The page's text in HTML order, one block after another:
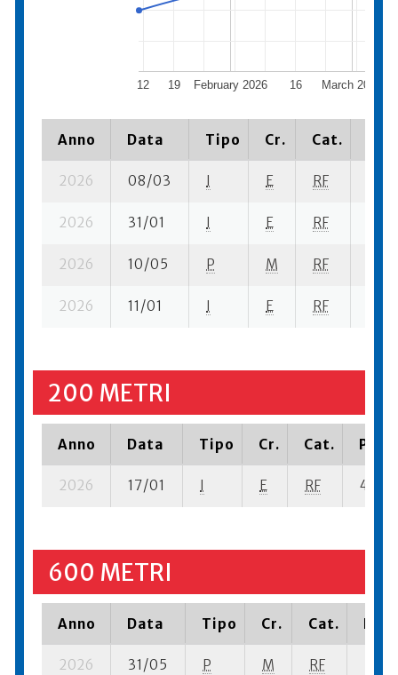
February 2026 March 2026
12 19 16
Anno Data Tipo Cr. Cat.
2026 08/03 I E RF
2026 31/01 I E RF
2026 10/05 P M RF
2026 11/01 I E RF
200 METRI
Anno Data Tipo Cr. Cat.
2026 17/01 I E RF 4 se-
600 METRI
Anno Data Tipo Cr. Cat.
2026 31/05 P M RF